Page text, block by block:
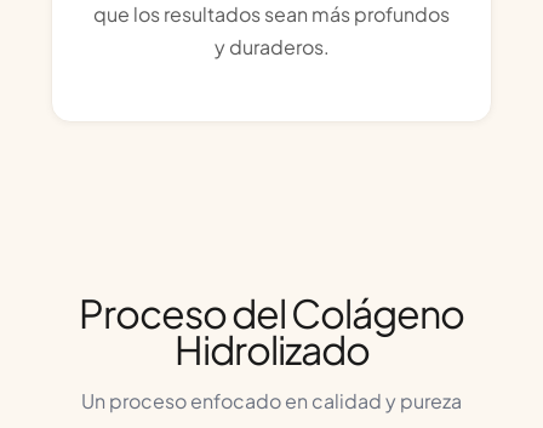
que los resultados sean más profundos
y duraderos.
Proceso del Colágeno
Hidrolizado
Un proceso enfocado en calidad y pureza